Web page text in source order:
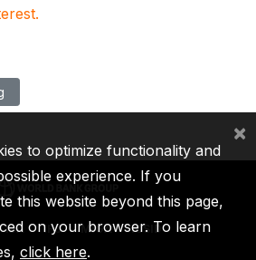
IDA IFC MIGA ICSID
to optimize functionality and
experience. If you
this website beyond this page,
on your browser. To learn
click here.
×